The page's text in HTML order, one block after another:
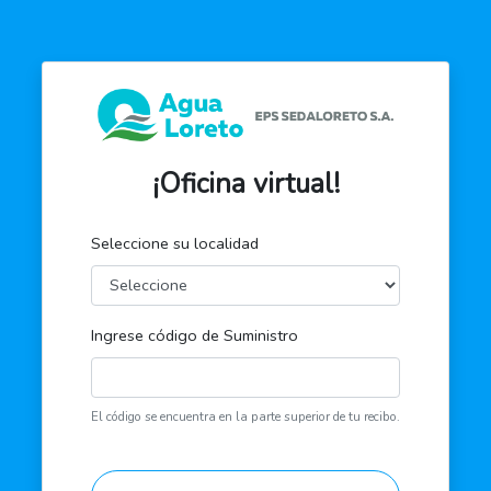
¡Oficina virtual!
Seleccione su localidad
Ingrese código de Suministro
El código se encuentra en la parte superior de tu recibo.